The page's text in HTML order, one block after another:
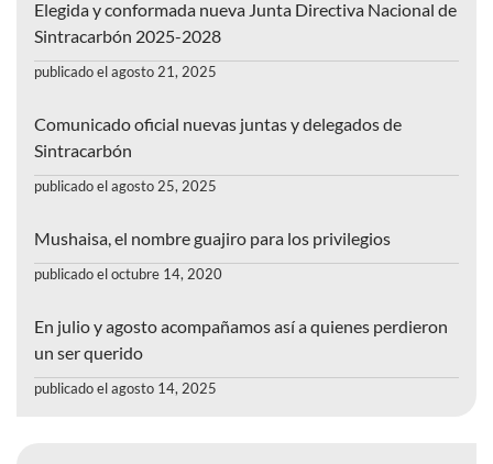
Elegida y conformada nueva Junta Directiva Nacional de
Sintracarbón 2025-2028
publicado el agosto 21, 2025
Comunicado oficial nuevas juntas y delegados de
Sintracarbón
publicado el agosto 25, 2025
Mushaisa, el nombre guajiro para los privilegios
publicado el octubre 14, 2020
En julio y agosto acompañamos así a quienes perdieron
un ser querido
publicado el agosto 14, 2025